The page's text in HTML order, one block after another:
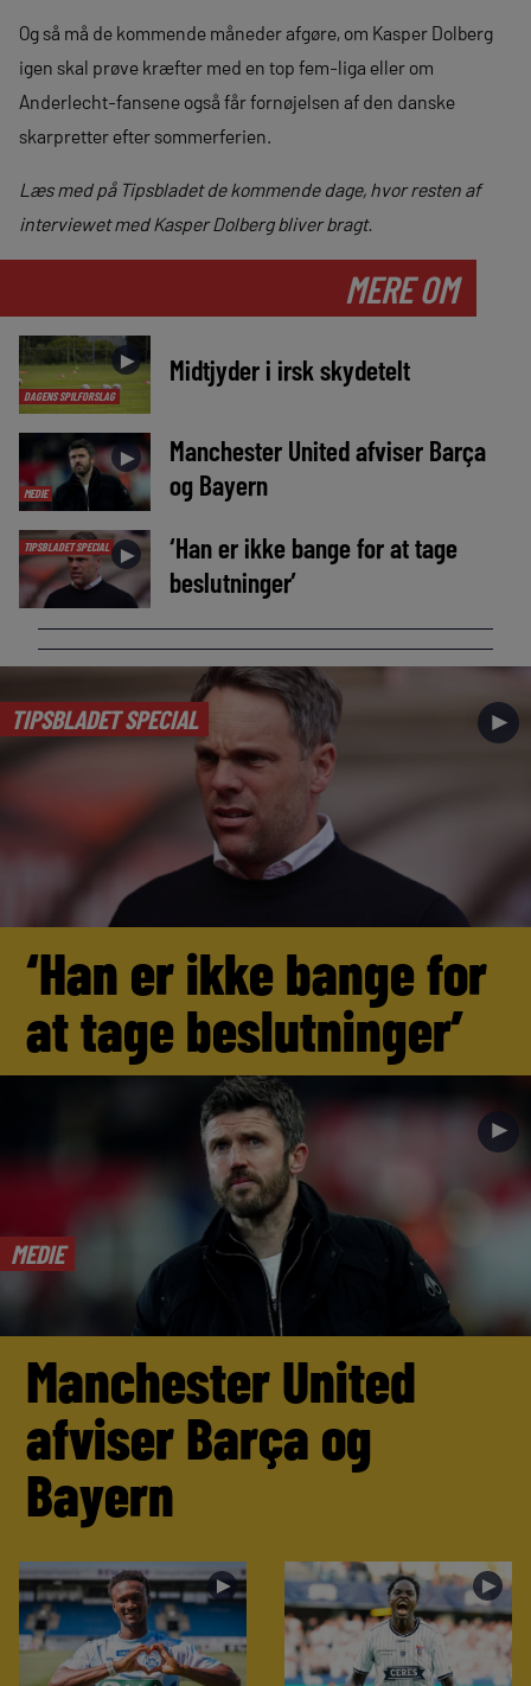
Og så må de kommende måneder afgøre, om Kasper Dolberg
igen skal prøve kræfter med en top fem-liga eller om
Anderlecht-fansene også får fornøjelsen af den danske
skarpretter efter sommerferien.
Læs med på Tipsbladet de kommende dage, hvor resten af
interviewet med Kasper Dolberg bliver bragt.
MERE OM
DAGENS SPILFORSLAG
► Midtjyder i irsk skydetelt
MEDIE
►
Manchester United afviser Barça
og Bayern
TIPSBLADET SPECIAL ►
‘Han er ikke bange for at tage
beslutninger’
TIPSBLADET SPECIAL ►
‘Han er ikke bange for
at tage beslutninger’
MEDIE
►
Manchester United
afviser Barça og
Bayern
► ►